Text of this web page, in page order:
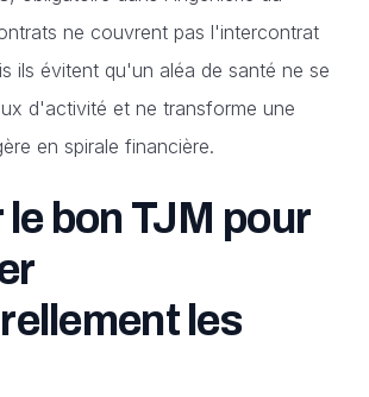
ne couvrent pas l'intercontrat
ils évitent qu'un aléa de santé ne se
d'activité et ne transforme une
en spirale financière.
le bon TJM pour
les